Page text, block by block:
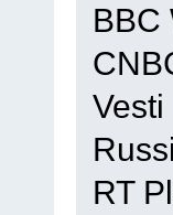
BBC
Vesti
RT